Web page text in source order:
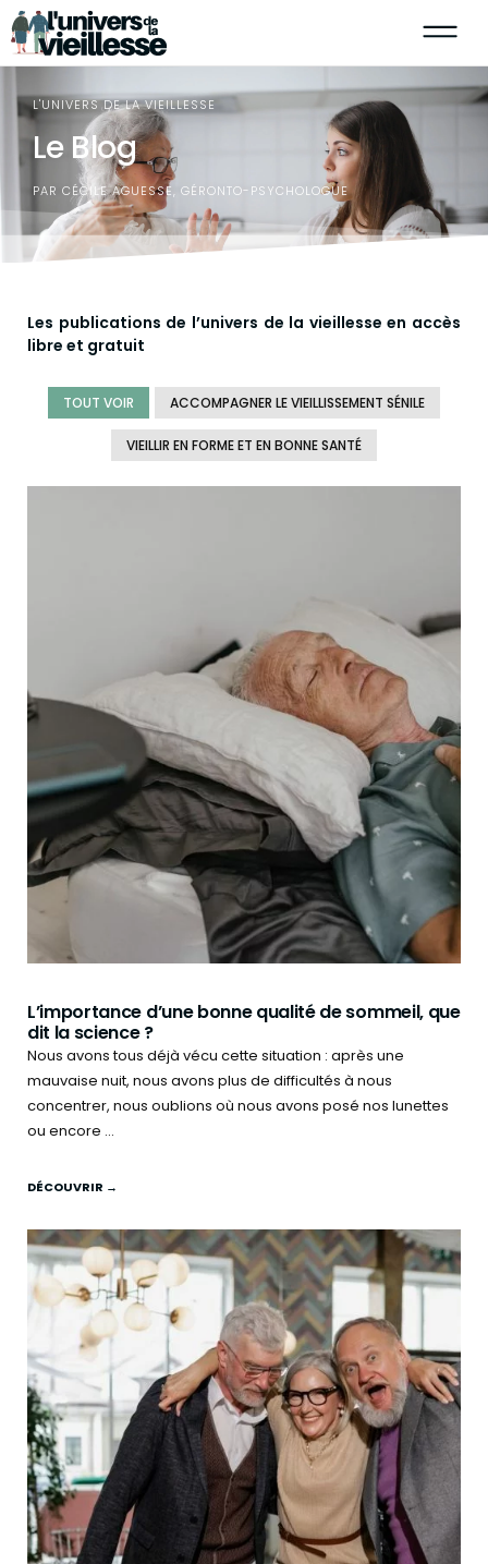
L'UNIVERS DE LA VIEILLESSE
Le Blog
PAR CÉCILE AGUESSE, GÉRONTO-PSYCHOLOGUE
Les publications de l’univers de la vieillesse en accès
libre et gratuit
TOUT VOIR ACCOMPAGNER LE VIEILLISSEMENT SÉNILE
VIEILLIR EN FORME ET EN BONNE SANTÉ
L’importance d’une bonne qualité de sommeil, que
dit la science ?
Nous avons tous déjà vécu cette situation : après une
mauvaise nuit, nous avons plus de difficultés à nous
concentrer, nous oublions où nous avons posé nos lunettes
ou encore ...
DÉCOUVRIR →